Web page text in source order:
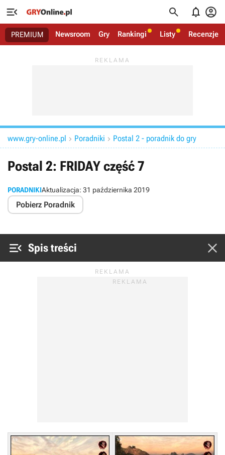
   
PREMIUM Newsroom Gry Rankingi Listy Recenzje
www.gry-online.pl  Poradniki  Postal 2 - poradnik do gry
Postal 2: FRIDAY część 7
PORADNIKIAktualizacja: 31 października 2019
Pobierz Poradnik
 Spis treści 